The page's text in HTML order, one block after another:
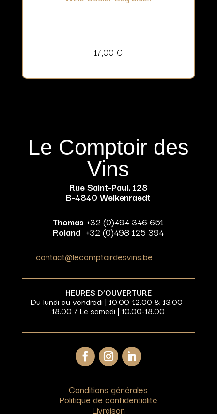
17,00 €
Le Comptoir des
Vins
Rue Saint-Paul, 128
B-4840 Welkenraedt
Thomas +32 (0)494 346 651
Roland +32 (0)498 125 394
contact@lecomptoirdesvins.be
HEURES D’OUVERTURE
Du lundi au vendredi | 10.00-12.00 & 13.00-
18.00 / Le samedi | 10.00-18.00
Conditions générales
Politique de confidentialité
Livraison